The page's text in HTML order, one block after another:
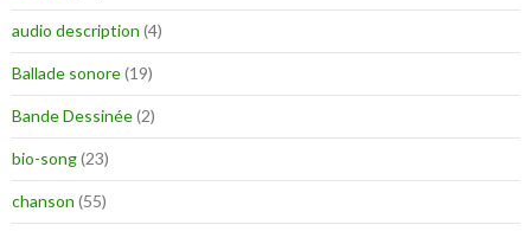
audio description (4)
Ballade sonore(19)
Bande Dessinée(2)
bio-song(23)
chanson (55)